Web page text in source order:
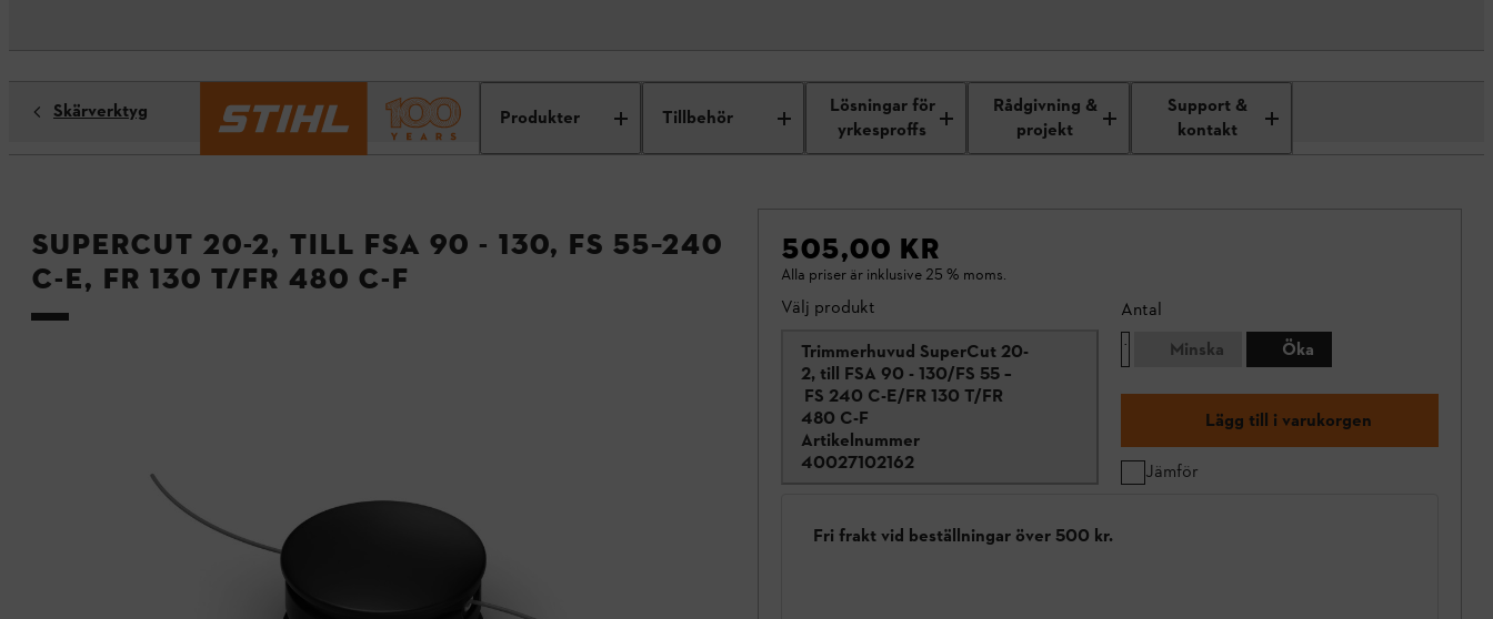
Produkter Tillbehör
Lösningar för
yrkesproffs
Rådgivning &
projekt
Support &
kontakt
Skärverktyg
SuperCut 20-2, till FSA 90 - 130, FS 55–240
C-E, FR 130 T/FR 480 C-F
505,00 KR
Alla priser är inklusive 25 % moms.
Välj produkt
Trimmerhuvud SuperCut 20-
2, till FSA 90 - 130/FS 55 –
FS 240 C-E/FR 130 T/FR
480 C-F
Artikelnummer
40027102162
Antal
Minska
Öka
Lägg till i varukorgen
Jämför
Fri frakt vid beställningar över 500 kr.